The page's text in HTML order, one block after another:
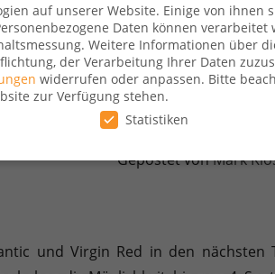
Hotelsuche So fliegt ihr
Deal – Bis zu
Gepostet vonMark
und Virgin Red in den nächsten
auf unserer Website. Einige von
Daten können
Weitere Informationen über
der Verarbeitung Ihrer Daten
widerrufen oder anpassen. Bitte
zur Verfügung stehen.
Statistiken
Datenschutzerklärung Es besteht keine
möglicherweise nicht alle